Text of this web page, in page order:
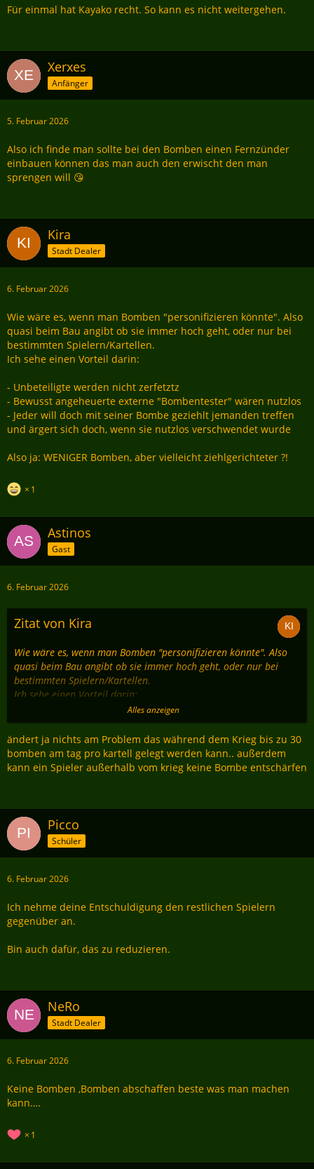
Für einmal hat Kayako recht. So kann es nicht weitergehen.
Xerxes
Anfänger
5. Februar 2026
Also ich finde man sollte bei den Bomben einen Fernzünder
einbauen können das man auch den erwischt den man
sprengen will 😘
Kira
Stadt Dealer
6. Februar 2026
Wie wäre es, wenn man Bomben "personifizieren könnte". Also
quasi beim Bau angibt ob sie immer hoch geht, oder nur bei
bestimmten Spielern/Kartellen.
Ich sehe einen Vorteil darin:
- Unbeteiligte werden nicht zerfetztz
- Bewusst angeheuerte externe "Bombentester" wären nutzlos
- Jeder will doch mit seiner Bombe geziehlt jemanden treffen
und ärgert sich doch, wenn sie nutzlos verschwendet wurde
Also ja: WENIGER Bomben, aber vielleicht ziehlgerichteter ?!
1
Astinos
Gast
6. Februar 2026
Zitat von Kira
Wie wäre es, wenn man Bomben "personifizieren könnte". Also
quasi beim Bau angibt ob sie immer hoch geht, oder nur bei
bestimmten Spielern/Kartellen.
Ich sehe einen Vorteil darin:
- Unbeteiligte werden nicht zerfetztz
- Bewusst angeheuerte externe "Bombentester" wären nutzlos
- Jeder will doch mit seiner Bombe geziehlt jemanden treffen und
ärgert sich doch, wenn sie nutzlos verschwendet wurde
Alles anzeigen
ändert ja nichts am Problem das während dem Krieg bis zu 30
bomben am tag pro kartell gelegt werden kann.. außerdem
kann ein Spieler außerhalb vom krieg keine Bombe entschärfen
Picco
Schüler
6. Februar 2026
Ich nehme deine Entschuldigung den restlichen Spielern
gegenüber an.
Bin auch dafür, das zu reduzieren.
NeRo
Stadt Dealer
6. Februar 2026
Keine Bomben ,Bomben abschaffen beste was man machen
kann….
1